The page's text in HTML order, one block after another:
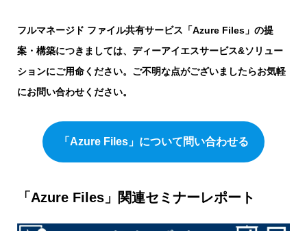
フルマネージド ファイル共有サービス「Azure Files」の提
案・構築につきましては、ディーアイエスサービス&ソリュー
ションにご用命ください。ご不明な点がございましたらお気軽
にお問い合わせください。
「Azure Files」について問い合わせる
「Azure Files」関連セミナーレポート